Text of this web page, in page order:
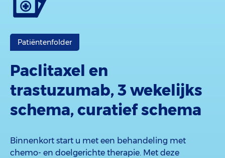
Patiëntenfolder
Paclitaxel en
trastuzumab, 3 wekelijks
schema, curatief schema
Binnenkort start u met een behandeling met
chemo- en doelgerichte therapie. Met deze